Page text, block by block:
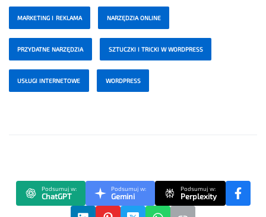
MARKETING I REKLAMA NARZĘDZIA ONLINE
PRZYDATNE NARZĘDZIA SZTUCZKI I TRICKI W WORDPRESS
USŁUGI INTERNETOWE WORDPRESS
Podsumuj w:
ChatGPT
Podsumuj w:
Gemini
Podsumuj w:
Perplexity